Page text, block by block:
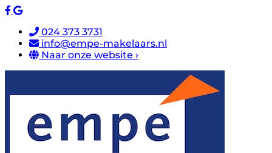
024 373 3731
info@empe-makelaars.nl
Naar onze website ›